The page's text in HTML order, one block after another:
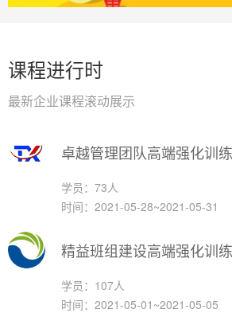
课程进行时
最新企业课程滚动展示
卓越管理团队高端强化训
学员：73人
时间：2021-05-28~2021-05-31
精益班组建设高端强化训
学员：107人
时间：2021-05-01~2021-05-05